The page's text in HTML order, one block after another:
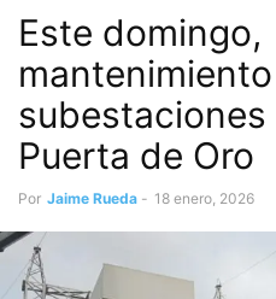
Este domingo,
subestaciones
Puerta de Oro
Por Jaime Rueda - 18 enero, 2026